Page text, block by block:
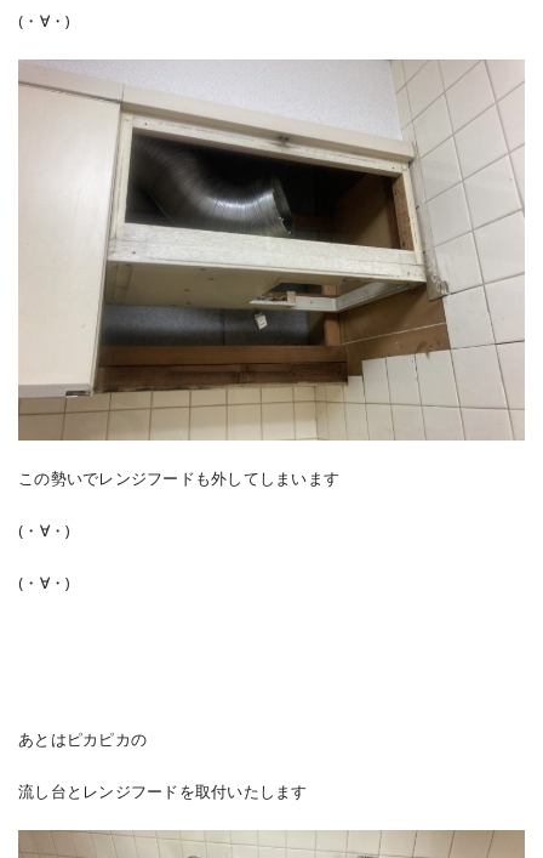
(・∀・)
この勢いでレンジフードも外してしまいます
(・∀・)
(・∀・)
あとはピカピカの
流し台とレンジフードを取付いたします